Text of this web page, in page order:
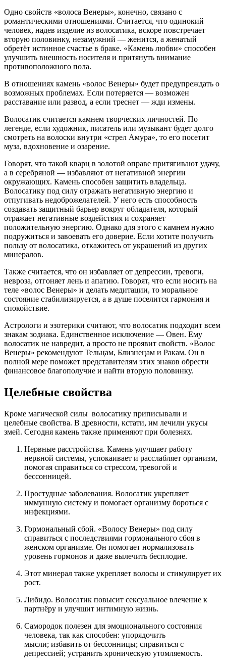
Одно свойств «волоса Венеры», конечно, связано с
романтическими отношениями. Считается, что одинокий
человек, надев изделие из волосатика, вскоре повстречает
вторую половинку, незамужний — женится, а женатый
обретёт истинное счастье в браке. «Камень любви» способен
улучшить внешность носителя и притянуть внимание
противоположного пола.
В отношениях камень «волос Венеры» будет предупреждать о
возможных проблемах. Если потеряется — возможен
расставание или развод, а если треснет — жди измены.
Волосатик считается камнем творческих личностей. По
легенде, если художник, писатель или музыкант будет долго
смотреть на волоски внутри «стрел Амура», то его посетит
муза, вдохновение и озарение.
Говорят, что такой кварц в золотой оправе притягивают удачу,
а в серебряной — избавляют от негативной энергии
окружающих. Камень способен защитить владельца.
Волосатику под силу отражать негативную энергию и
отпугивать недоброжелателей. У него есть способность
создавать защитный барьер вокруг обладателя, который
отражает негативные воздействия и сохраняет
положительную энергию. Однако для этого с камнем нужно
подружиться и завоевать его доверие. Если хотите получить
пользу от волосатика, откажитесь от украшений из других
минералов.
Также считается, что он избавляет от депрессии, тревоги,
невроза, отгоняет лень и апатию. Говорят, что если носить на
теле «волос Венеры» и делать медитации, то моральное
состояние стабилизируется, а в душе поселится гармония и
спокойствие.
Астрологи и эзотерики считают, что волосатик подходит всем
знакам зодиака. Единственное исключение — Овен. Ему
волосатик не навредит, а просто не проявит свойств. «Волос
Венеры» рекомендуют Тельцам, Близнецам и Ракам. Он в
полной мере поможет представителям этих знаков обрести
финансовое благополучие и найти вторую половинку.
Целебные свойства
Кроме магической силы волосатику приписывали и
целебные свойства. В древности, кстати, им лечили укусы
змей. Сегодня камень также применяют при болезнях.
Нервные расстройства. Камень улучшает работу
нервной системы, успокаивает и расслабляет организм,
помогая справиться со стрессом, тревогой и
бессонницей.
Простудные заболевания. Волосатик укрепляет
иммунную систему и помогает организму бороться с
инфекциями.
Гормональный сбой. «Волосу Венеры» под силу
справиться с последствиями гормонального сбоя в
женском организме. Он помогает нормализовать
уровень гормонов и даже вылечить бесплодие.
Этот минерал также укрепляет волосы и стимулирует их
рост.
Либидо. Волосатик повысит сексуальное влечение к
партнёру и улучшит интимную жизнь.
Самородок полезен для эмоционального состояния
человека, так как способен: упорядочить
мысли; избавить от бессонницы; справиться с
депрессией; устранить хроническую утомляемость.